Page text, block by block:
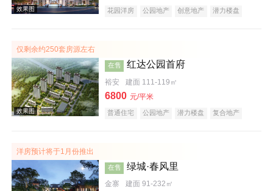
效果图
花园洋房 公园地产 创意地产
潜力楼盘
仅剩余约250套房源左右
在售 红达公园首府
裕安 建面 111-119㎡
6800 元/平米
普通住宅 公园地产 潜力楼盘
复合地产
洋房预计将于1月份推出
在售 绿城·春风里
金寨 建面 91-232㎡